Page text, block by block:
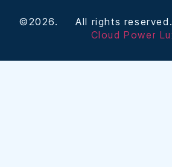
©2026.
All rights
Cloud Power